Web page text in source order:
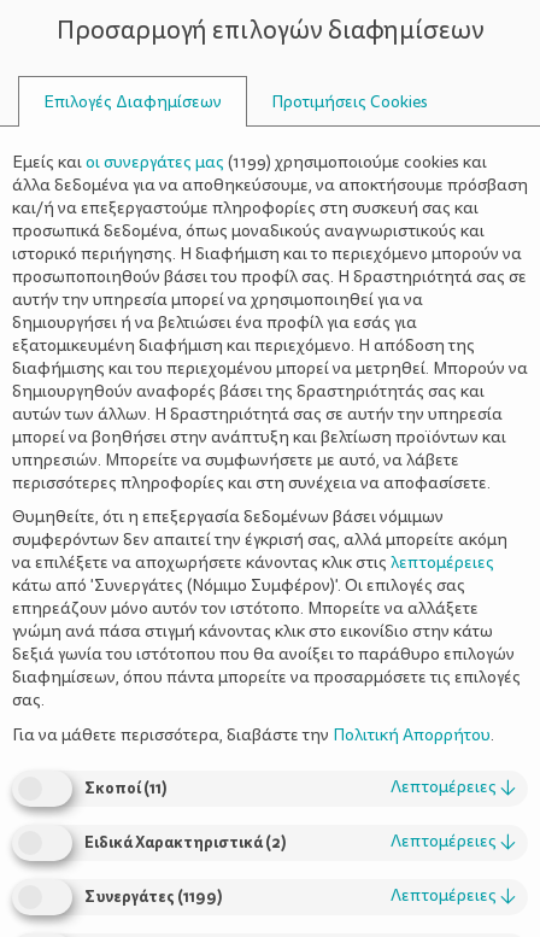
ΣΥΜΒΟΥΛΟΙ
ΓΛΕΙΦΙΤΖΟΎΡΙΑ
Χρωματιστά Κουταλάκια Καραμέλας
για Κέρασμα Στο Σχολείο!
Προσαρμογή επιλογών διαφημίσεων
Επιλογές Διαφημίσεων Προτιμήσεις Cookies
Εμείς καιοι συνεργάτες μας (1199) χρησιμοποιούμε cookies και
άλλα δεδομένα για να αποθηκεύσουμε, να αποκτήσουμε πρόσβαση
και/ή να επεξεργαστούμε πληροφορίες στη συσκευή σας και
προσωπικά δεδομένα, όπως μοναδικούς αναγνωριστικούς και
ιστορικό περιήγησης. Η διαφήμιση και το περιεχόμενο μπορούν να
προσωποποιηθούν βάσει του προφίλ σας. Η δραστηριότητά σας σε
αυτήν την υπηρεσία μπορεί να χρησιμοποιηθεί για να
δημιουργήσει ή να βελτιώσει ένα προφίλ για εσάς για
εξατομικευμένη διαφήμιση και περιεχόμενο. Η απόδοση της
διαφήμισης και του περιεχομένου μπορεί να μετρηθεί. Μπορούν να
δημιουργηθούν αναφορές βάσει της δραστηριότητάς σας και
αυτών των άλλων. Η δραστηριότητά σας σε αυτήν την υπηρεσία
μπορεί να βοηθήσει στην ανάπτυξη και βελτίωση προϊόντων και
υπηρεσιών. Μπορείτε να συμφωνήσετε με αυτό, να λάβετε
περισσότερες πληροφορίες και στη συνέχεια να αποφασίσετε.
Θυμηθείτε, ότι η επεξεργασία δεδομένων βάσει νόμιμων
συμφερόντων δεν απαιτεί την έγκρισή σας, αλλά μπορείτε ακόμη
να επιλέξετε να αποχωρήσετε κάνοντας κλικ στις λεπτομέρειες
κάτω από 'Συνεργάτες (Νόμιμο Συμφέρον)'. Οι επιλογές σας
επηρεάζουν μόνο αυτόν τον ιστότοπο. Μπορείτε να αλλάξετε
γνώμη ανά πάσα στιγμή κάνοντας κλικ στο εικονίδιο στην κάτω
δεξιά γωνία του ιστότοπου που θα ανοίξει το παράθυρο επιλογών
διαφημίσεων, όπου πάντα μπορείτε να προσαρμόσετε τις επιλογές
σας.
Για να μάθετε περισσότερα, διαβάστε την Πολιτική Απορρήτου.
Σκοποί(11) Λεπτομέρειες ↓
Ειδικά Χαρακτηριστικά(2) Λεπτομέρειες ↓
Συνεργάτες (1199) Λεπτομέρειες ↓